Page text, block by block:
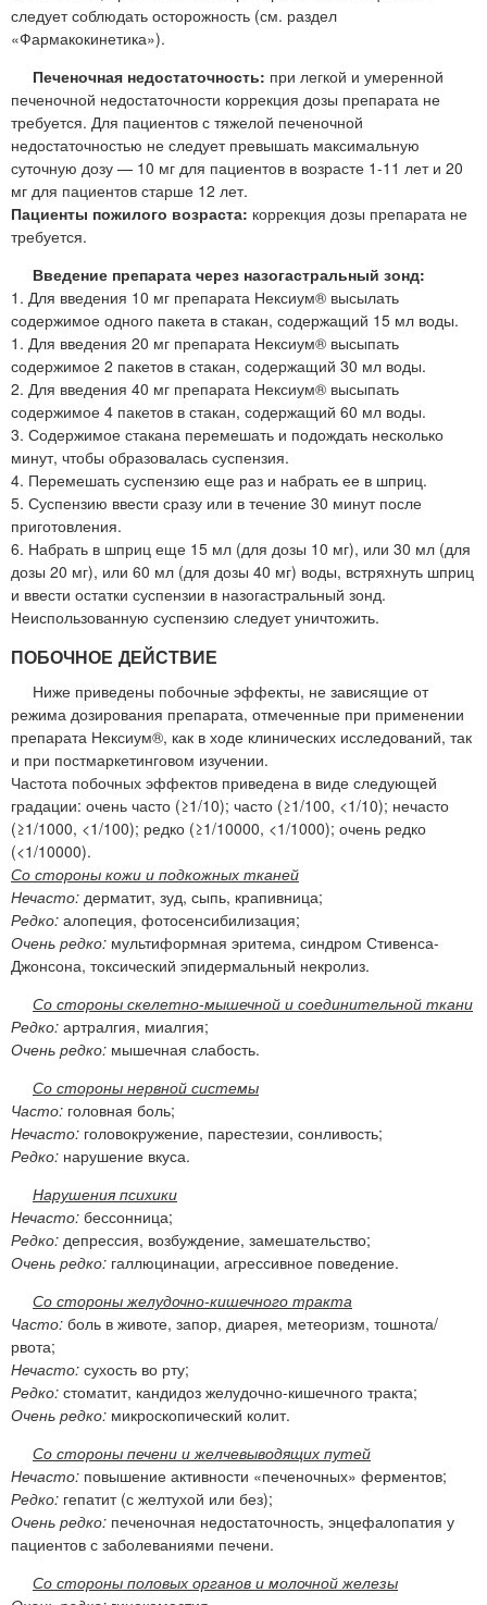
следует соблюдать осторожность (см. раздел
«Фармакокинетика»).
Печеночная недостаточность: при легкой и умеренной
печеночной недостаточности коррекция дозы препарата не
требуется. Для пациентов с тяжелой печеночной
недостаточностью не следует превышать максимальную
суточную дозу — 10 мг для пациентов в возрасте 1-11 лет и 20
мг для пациентов старше 12 лет.
Пациенты пожилого возраста: коррекция дозы препарата не
требуется.
Введение препарата через назогастральный зонд:
1. Для введения 10 мг препарата Нексиум® высылать
содержимое одного пакета в стакан, содержащий 15 мл воды.
1. Для введения 20 мг препарата Нексиум® высыпать
содержимое 2 пакетов в стакан, содержащий 30 мл воды.
2. Для введения 40 мг препарата Нексиум® высыпать
содержимое 4 пакетов в стакан, содержащий 60 мл воды.
3. Содержимое стакана перемешать и подождать несколько
минут, чтобы образовалась суспензия.
4. Перемешать суспензию еще раз и набрать ее в шприц.
5. Суспензию ввести сразу или в течение 30 минут после
приготовления.
6. Набрать в шприц еще 15 мл (для дозы 10 мг), или 30 мл (для
дозы 20 мг), или 60 мл (для дозы 40 мг) воды, встряхнуть шприц
и ввести остатки суспензии в назогастральный зонд.
Неиспользованную суспензию следует уничтожить.
ПОБОЧНОЕ ДЕЙСТВИЕ
Ниже приведены побочные эффекты, не зависящие от
режима дозирования препарата, отмеченные при применении
препарата Нексиум®, как в ходе клинических исследований, так
и при постмаркетинговом изучении.
Частота побочных эффектов приведена в виде следующей
градации: очень часто (≥1/10); часто (≥1/100, <1/10); нечасто
(≥1/1000, <1/100); редко (≥1/10000, <1/1000); очень редко
(<1/10000).
Со стороны кожи и подкожных тканей
Нечасто: дерматит, зуд, сыпь, крапивница;
Редко: алопеция, фотосенсибилизация;
Очень редко: мультиформная эритема, синдром Стивенса-
Джонсона, токсический эпидермальный некролиз.
Со стороны скелетно-мышечной и соединительной ткани
Редко: артралгия, миалгия;
Очень редко: мышечная слабость.
Со стороны нервной системы
Часто: головная боль;
Нечасто: головокружение, парестезии, сонливость;
Редко: нарушение вкуса.
Нарушения психики
Нечасто: бессонница;
Редко: депрессия, возбуждение, замешательство;
Очень редко: галлюцинации, агрессивное поведение.
Со стороны желудочно-кишечного тракта
Часто: боль в животе, запор, диарея, метеоризм, тошнота/
рвота;
Нечасто: сухость во рту;
Редко: стоматит, кандидоз желудочно-кишечного тракта;
Очень редко: микроскопический колит.
Со стороны печени и желчевыводящих путей
Нечасто: повышение активности «печеночных» ферментов;
Редко: гепатит (с желтухой или без);
Очень редко: печеночная недостаточность, энцефалопатия у
пациентов с заболеваниями печени.
Со стороны половых органов и молочной железы